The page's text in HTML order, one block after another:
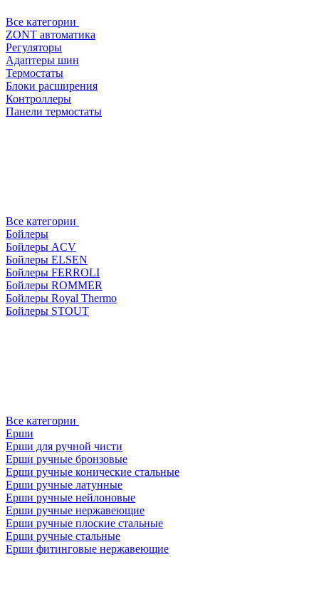
Все категории
ZONT автоматика
Регуляторы
Адаптеры шин
Термостаты
Блоки расширения
Контроллеры
Панели термостаты
Все категории
Бойлеры
Бойлеры ACV
Бойлеры ELSEN
Бойлеры FERROLI
Бойлеры ROMMER
Бойлеры Royal Thermo
Бойлеры STOUT
Все категории
Ерши
Ерши для ручной чисти
Ерши ручные бронзовые
Ерши ручные конические стальные
Ерши ручные латунные
Ерши ручные нейлоновые
Ерши ручные нержавеющие
Ерши ручные плоские стальные
Ерши ручные стальные
Ерши фитинговые нержавеющие